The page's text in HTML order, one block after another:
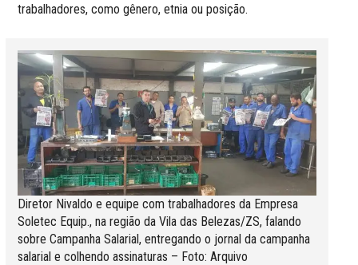
trabalhadores, como gênero, etnia ou posição.
Diretor Nivaldo e equipe com trabalhadores da Empresa
Soletec Equip., na região da Vila das Belezas/ZS, falando
sobre Campanha Salarial, entregando o jornal da campanha
salarial e colhendo assinaturas – Foto: Arquivo